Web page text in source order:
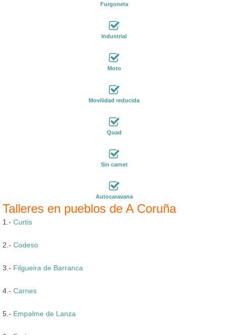
Furgoneta
Industrial
Moto
Movilidad reducida
Quad
Sin carnet
Autocaravana
Talleres en pueblos de A Coruña
1.- Curtis
2.- Codeso
3.- Filgueira de Barranca
4.- Carnes
5.- Empalme de Lanza